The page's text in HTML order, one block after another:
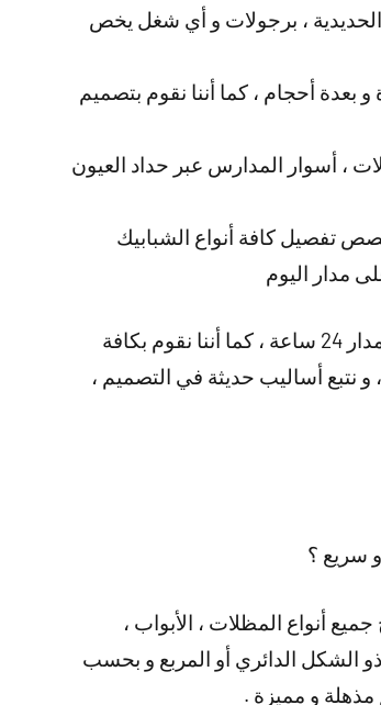
الحديدية ، برجولات و أي شغل يخص
أحجام ، كما أننا نقوم بتصميم
، أسوار المدارس عبر حداد العيون
تفصيل كافة أنواع الشبابيك
مدار اليوم
و هناك أيضا العديد من الأعمال التي يقوم بها حداد العيون ، خدمتنا متوفرة على مدار 24 ساعة ، كما أننا نقوم بكافة
، و نتبع أساليب حديثة في التصميم ،
سريع ؟
أنواع المظلات ، الأبواب ،
اذو الشكل الدائري أو المربع و بحسب
مذهلة و مميزة .